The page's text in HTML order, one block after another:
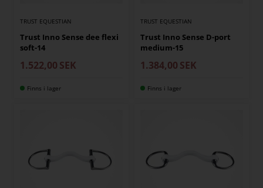
TRUST EQUESTIAN
Trust Inno Sense dee flexi
soft-14
1.522,00 SEK
Finns i lager
TRUST EQUESTIAN
Trust Inno Sense D-port
medium-15
1.384,00 SEK
Finns i lager